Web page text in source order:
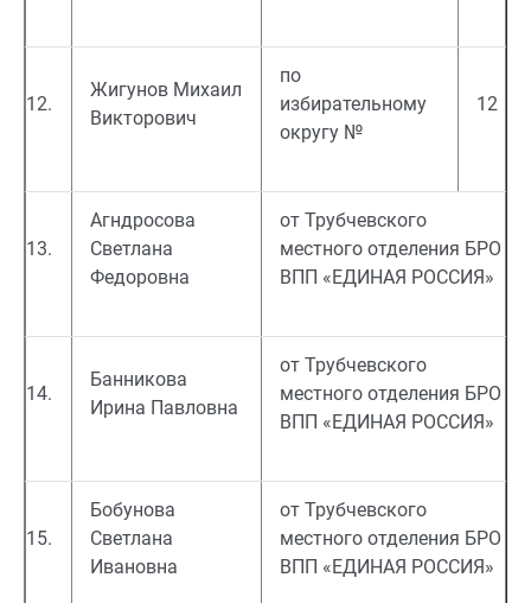
12.
Жигунов Михаил
Викторович
по
избирательному
округу №
12
13.
Агндросова
Светлана
Федоровна
от Трубчевского
местного отделения БРО
ВПП «ЕДИНАЯ РОССИЯ»
14.
Банникова
Ирина Павловна
от Трубчевского
местного отделения БРО
ВПП «ЕДИНАЯ РОССИЯ»
15.
Бобунова
Светлана
Ивановна
от Трубчевского
местного отделения БРО
ВПП «ЕДИНАЯ РОССИЯ»